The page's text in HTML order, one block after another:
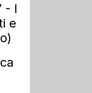
- I
e